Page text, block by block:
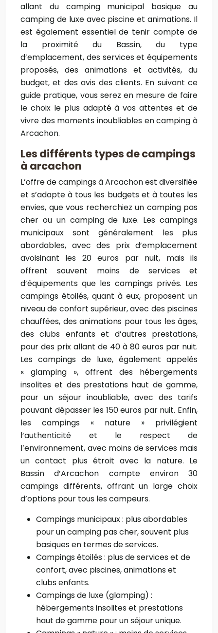
allant du camping municipal basique au
camping de luxe avec piscine et animations. Il
est également essentiel de tenir compte de
la proximité du Bassin, du type
d’emplacement, des services et équipements
proposés, des animations et activités, du
budget, et des avis des clients. En suivant ce
guide pratique, vous serez en mesure de faire
le choix le plus adapté à vos attentes et de
vivre des moments inoubliables en camping à
Arcachon.
Les différents types de campings
à arcachon
L’offre de campings à Arcachon est diversifiée
et s’adapte à tous les budgets et à toutes les
envies, que vous recherchiez un camping pas
cher ou un camping de luxe. Les campings
municipaux sont généralement les plus
abordables, avec des prix d’emplacement
avoisinant les 20 euros par nuit, mais ils
offrent souvent moins de services et
d’équipements que les campings privés. Les
campings étoilés, quant à eux, proposent un
niveau de confort supérieur, avec des piscines
chauffées, des animations pour tous les âges,
des clubs enfants et d’autres prestations,
pour des prix allant de 40 à 80 euros par nuit.
Les campings de luxe, également appelés
« glamping », offrent des hébergements
insolites et des prestations haut de gamme,
pour un séjour inoubliable, avec des tarifs
pouvant dépasser les 150 euros par nuit. Enfin,
les campings « nature » privilégient
l’authenticité et le respect de
l’environnement, avec moins de services mais
un contact plus étroit avec la nature. Le
Bassin d’Arcachon compte environ 30
campings différents, offrant un large choix
d’options pour tous les campeurs.
Campings municipaux : plus abordables
pour un camping pas cher, souvent plus
basiques en termes de services.
Campings étoilés : plus de services et de
confort, avec piscines, animations et
clubs enfants.
Campings de luxe (glamping) :
hébergements insolites et prestations
haut de gamme pour un séjour unique.